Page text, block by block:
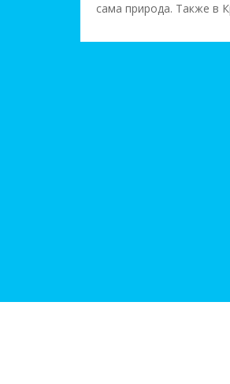
сама природа. Также в